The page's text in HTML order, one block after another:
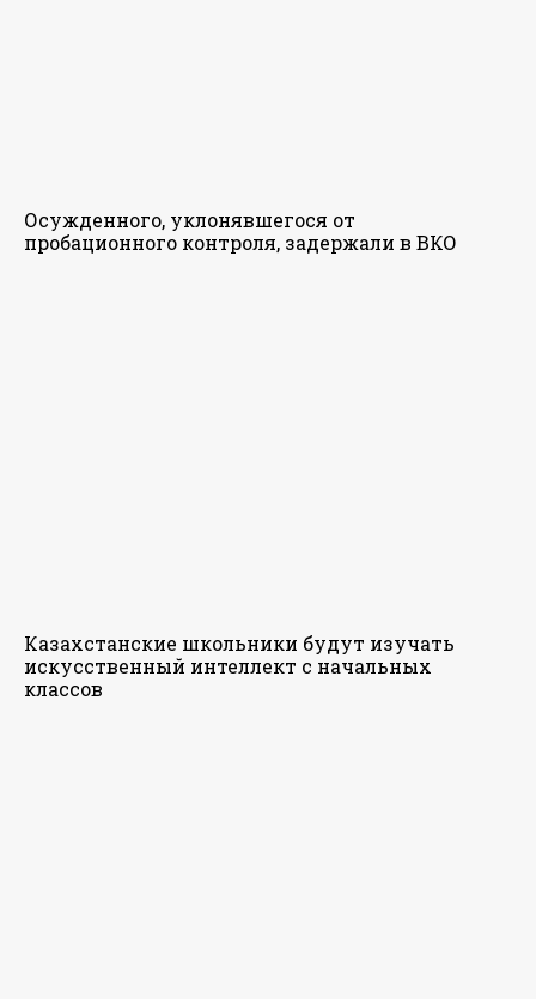
Осужденного, уклонявшегося от
пробационного контроля, задержали в ВКО
Казахстанские школьники будут изучать
искусственный интеллект с начальных
классов